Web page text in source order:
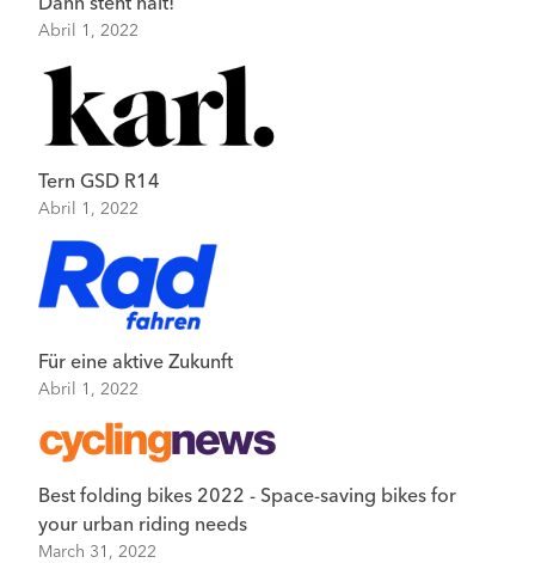
Dann steht halt!
Abril 1, 2022
Tern GSD R14
Abril 1, 2022
Für eine aktive Zukunft
Abril 1, 2022
Best folding bikes 2022 - Space-saving bikes for
your urban riding needs
March 31, 2022